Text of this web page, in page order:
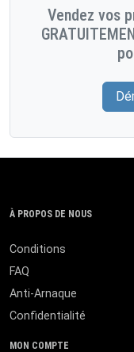
Vendez vos
À PROPOS DE NOUS
Conditions
FAQ
Anti-Arnaque
Confidentialité
MON COMPTE